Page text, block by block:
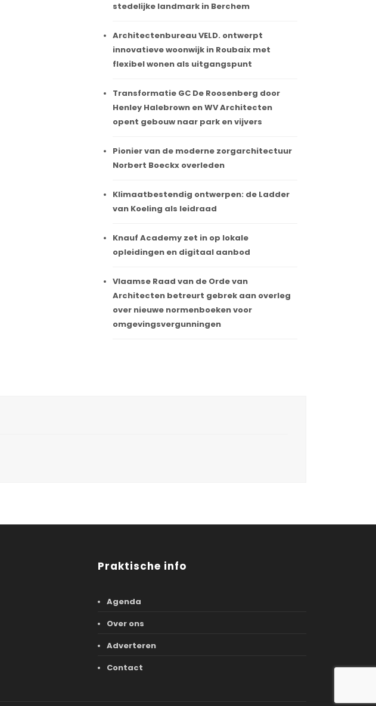
stedelijke landmark in Berchem
Architectenbureau VELD. ontwerpt
innovatieve woonwijk in Roubaix met
flexibel wonen als uitgangspunt
Transformatie GC De Roosenberg door
Henley Halebrown en WV Architecten
opent gebouw naar park en vijvers
Pionier van de moderne zorgarchitectuur
Norbert Boeckx overleden
Klimaatbestendig ontwerpen: de Ladder
van Koeling als leidraad
Knauf Academy zet in op lokale
opleidingen en digitaal aanbod
Vlaamse Raad van de Orde van
Architecten betreurt gebrek aan overleg
over nieuwe normenboeken voor
omgevingsvergunningen
Praktische info
Agenda
Over ons
Adverteren
Contact